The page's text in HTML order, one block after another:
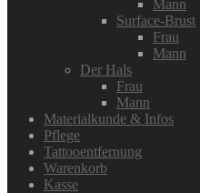
Mann
Surface-Brust
Frau
Mann
Der Hals
Frau
Mann
Materialkunde & Infos
Pflege
Tattooentfernung
Warenkorb
Kasse